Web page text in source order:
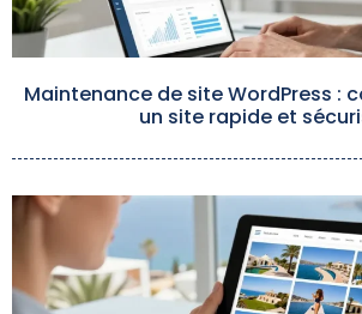
Maintenance de site WordPress :
un site rapide et